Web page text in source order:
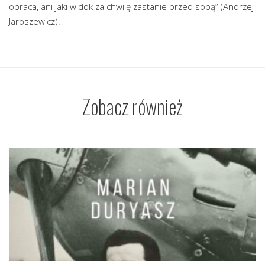
obraca, ani jaki widok za chwilę zastanie przed sobą” (Andrzej
Jaroszewicz).
Zobacz również